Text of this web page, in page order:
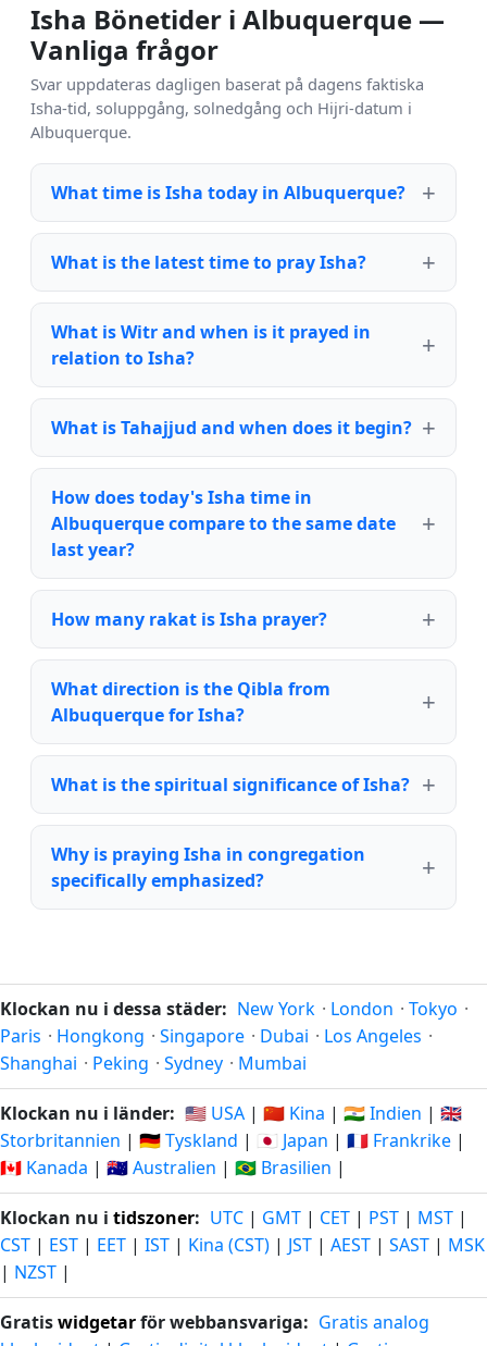
Isha Bönetider i Albuquerque —
Vanliga frågor
Svar uppdateras dagligen baserat på dagens faktiska
Isha-tid, soluppgång, solnedgång och Hijri-datum i
Albuquerque.
What time is Isha today in Albuquerque?
What is the latest time to pray Isha?
What is Witr and when is it prayed in
relation to Isha?
What is Tahajjud and when does it begin?
How does today's Isha time in
Albuquerque compare to the same date
last year?
How many rakat is Isha prayer?
What direction is the Qibla from
Albuquerque for Isha?
What is the spiritual significance of Isha?
Why is praying Isha in congregation
specifically emphasized?
Klockan nu i dessa städer: New York · London · Tokyo ·
Paris · Hongkong · Singapore · Dubai · Los Angeles ·
Shanghai · Peking · Sydney · Mumbai
Klockan nu i länder: 🇺🇸 USA | 🇨🇳 Kina | 🇮🇳 Indien | 🇬🇧
Storbritannien | 🇩🇪 Tyskland | 🇯🇵 Japan | 🇫🇷 Frankrike |
🇨🇦 Kanada | 🇦🇺 Australien | 🇧🇷 Brasilien |
Klockan nu i tidszoner: UTC | GMT | CET | PST | MST |
CST | EST | EET | IST | Kina (CST) | JST | AEST | SAST | MSK
| NZST |
Gratiswidgetarför webbansvariga: Gratis analog